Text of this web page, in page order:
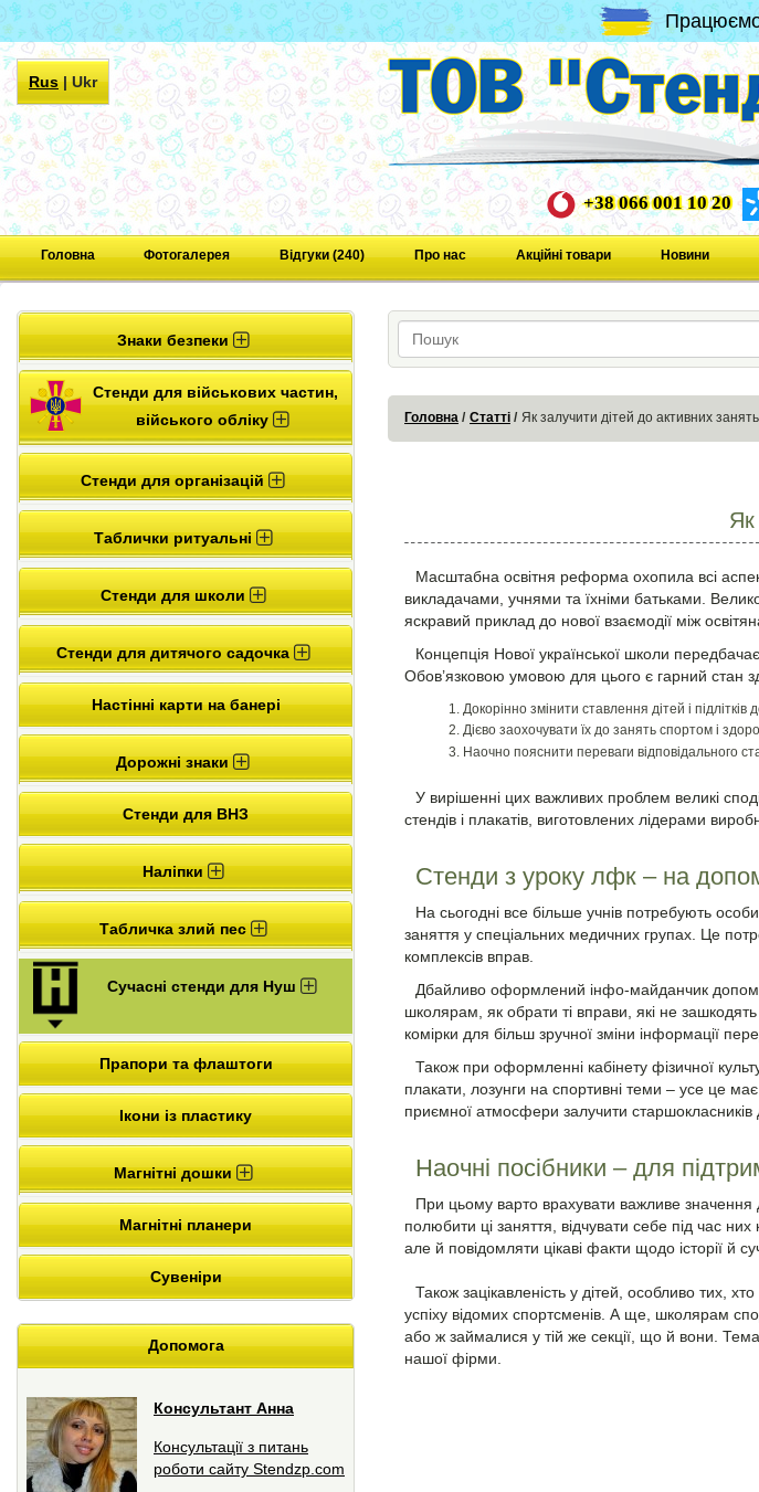
Працюємо
Rus|Ukr
+38 066 001 10 20
Головна Фотогалерея Відгуки (240) Про нас Акційні товари Новини
Знаки безпеки
Стенди для військових частин,
війського обліку
Стенди для організацій
Таблички ритуальні
Стенди для школи
Стенди для дитячого садочка
Настінні карти на банері
Дорожні знаки
Стенди для ВНЗ
Наліпки
Табличка злий пес
Сучасні стенди для Нуш
Прапори та флаштоги
Ікони із пластику
Магнітні дошки
Магнітні планери
Сувеніри
Допомога
Консультант Анна
Консультації з питань
роботи сайту Stendzp.com
Головна Статті Як залучити дітей до активних
Як
Масштабна освітня реформа охопила всі
викладачами, учнями та їхніми батьками.
яскравий приклад до нової взаємодії між
Концепція Нової української школи
Обов’язковою умовою для цього є гарний стан
Докорінно змінити ставлення дітей і
Дієво заохочувати їх до занять спортом і
Наочно пояснити переваги відповідального
У вирішенні цих важливих проблем великі
стендів і плакатів, виготовлених лідерами
Стенди з уроку лфк – на
На сьогодні все більше учнів потребують
заняття у спеціальних медичних групах. Це
комплексів вправ.
Дбайливо оформлений інфо-майданчик
школярам, як обрати ті вправи, які не
комірки для більш зручної зміни інформації
Також при оформленні кабінету фізичної
плакати, лозунги на спортивні теми – усе це
приємної атмосфери залучити
Наочні посібники – для
При цьому варто врахувати важливе значення
полюбити ці заняття, відчувати себе під час
але й повідомляти цікаві факти щодо історії й
Також зацікавленість у дітей, особливо тих,
успіху відомих спортсменів. А ще, школярам
або ж займалися у тій же секції, що й вони.
нашої фірми.